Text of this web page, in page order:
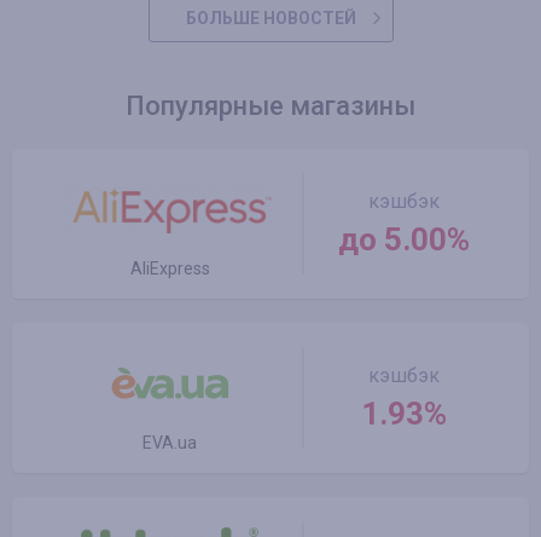
БОЛЬШЕ НОВОСТЕЙ
Популярные магазины
AliExpress
кэшбэк
до 5.00%
EVA.ua
кэшбэк
1.93%